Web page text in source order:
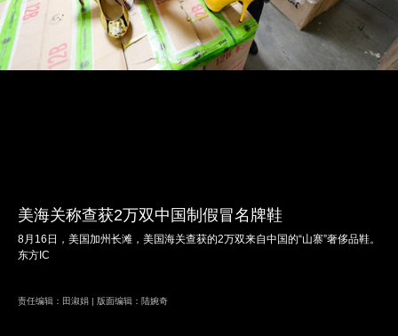
美海关称查获2万双中国制假冒名牌鞋
8月16日，美国加州长滩，美国海关查获的2万双来自中国的“山寨”奢侈品鞋。
东方IC
责任编辑：田淑娟 | 版面编辑：陆婉奇